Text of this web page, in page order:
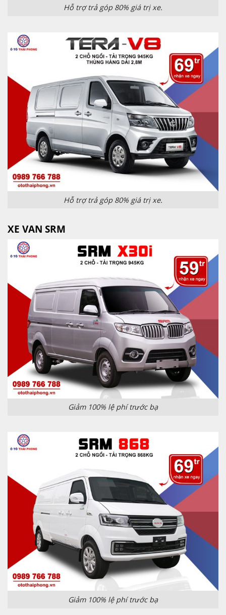
Hỗ trợ trả góp 80% giá trị xe.
Hỗ trợ trả góp 80% giá trị xe.
XE VAN SRM
Giảm 100% lệ phí trước bạ
Giảm 100% lệ phí trước bạ